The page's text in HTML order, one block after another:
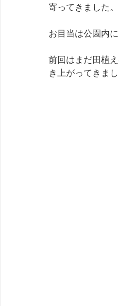
寄ってきました。
お目当は公園内
前回はまだ田植
き上がってきまし